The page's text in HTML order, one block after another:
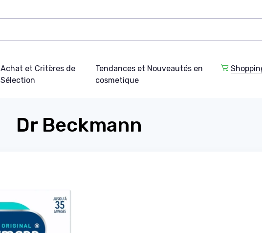
Achat et Critères de
Sélection
Tendances et Nouveautés en
cosmetique
Dr Beckmann